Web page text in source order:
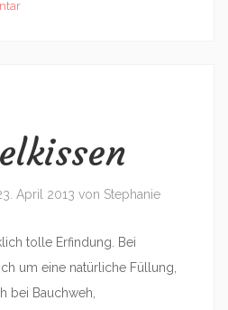
April 2013 von Stephanie
tolle Erfindung. Bei
um eine natürliche Füllung,
bei Bauchweh,